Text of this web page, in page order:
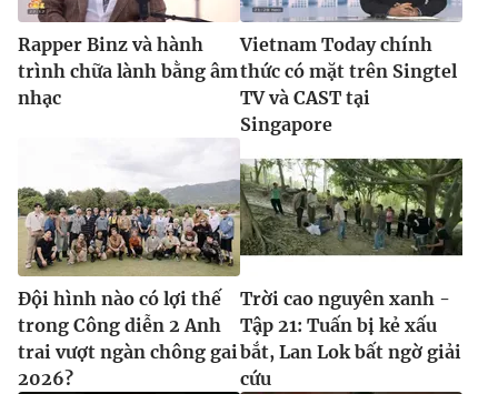
Rapper Binz và hành
trình chữa lành bằng âm
nhạc
Vietnam Today chính
thức có mặt trên Singtel
TV và CAST tại
Singapore
Đội hình nào có lợi thế
trong Công diễn 2 Anh
trai vượt ngàn chông gai
2026?
Trời cao nguyên xanh -
Tập 21: Tuấn bị kẻ xấu
bắt, Lan Lok bất ngờ giải
cứu